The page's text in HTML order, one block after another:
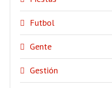
Futbol
Gente
Gestión